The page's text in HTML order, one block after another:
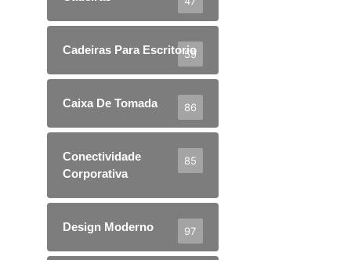
Cadeiras Para Escritorio
59
Caixa De Tomada 86
Conectividade
Corporativa
85
Design Moderno 97